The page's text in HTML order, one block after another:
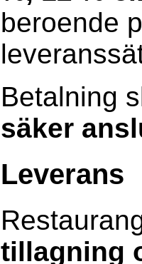
beroende
Betalning
säker
Leverans
tillagning